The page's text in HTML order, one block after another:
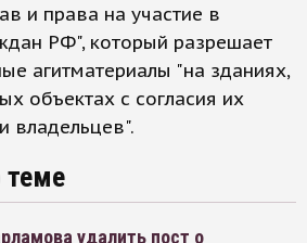
и права на участие в
РФ", который разрешает
агитматериалы "на зданиях,
объектах с согласия их
владельцев".
теме
удалить пост о